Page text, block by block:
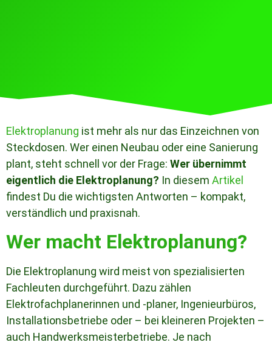
Elektroplanung ist mehr als nur das Einzeichnen von
Steckdosen. Wer einen Neubau oder eine Sanierung
plant, steht schnell vor der Frage: Wer übernimmt
eigentlich die Elektroplanung? In diesem Artikel
findest Du die wichtigsten Antworten – kompakt,
verständlich und praxisnah.
Wer macht Elektroplanung?
Die Elektroplanung wird meist von spezialisierten
Fachleuten durchgeführt. Dazu zählen
Elektrofachplanerinnen und -planer, Ingenieurbüros,
Installationsbetriebe oder – bei kleineren Projekten –
auch Handwerksmeisterbetriebe. Je nach